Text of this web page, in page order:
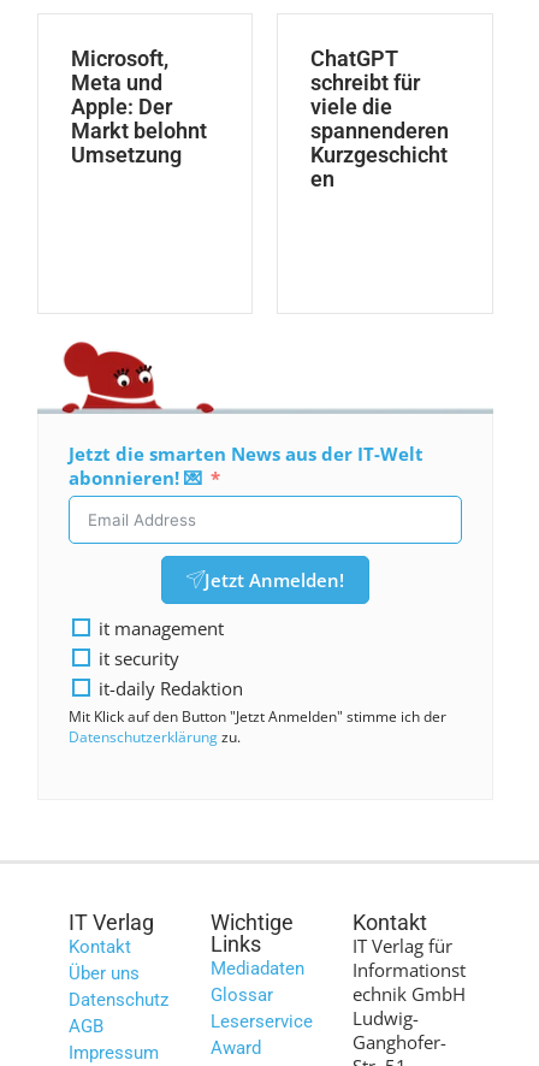
Microsoft,
Meta und
Apple: Der
Markt belohnt
Umsetzung
ChatGPT
schreibt für
viele die
spannenderen
Kurzgeschicht
en
Jetzt die smarten News aus der IT-Welt
abonnieren! 💌
Jetzt Anmelden!
it management
it security
it-daily Redaktion
Mit Klick auf den Button "Jetzt Anmelden" stimme ich der
Datenschutzerklärungzu.
IT Verlag
Kontakt
Über uns
Datenschutz
AGB
Impressum
Wichtige
Links
Mediadaten
Glossar
Leserservice
Award
Kontakt
IT Verlag für
Informationst
echnik GmbH
Ludwig-
Ganghofer-